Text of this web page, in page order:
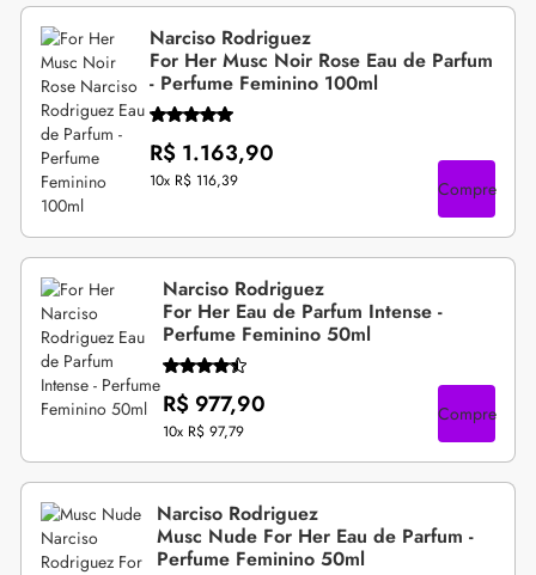
Narciso Rodriguez
For Her Musc Noir Rose Eau de Parfum
- Perfume Feminino 100ml
R$ 1.163,90
10x R$ 116,39 Compre
Narciso Rodriguez
For Her Eau de Parfum Intense -
Perfume Feminino 50ml
R$ 977,90
10x R$ 97,79
Compre
Narciso Rodriguez
Musc Nude For Her Eau de Parfum -
Perfume Feminino 50ml